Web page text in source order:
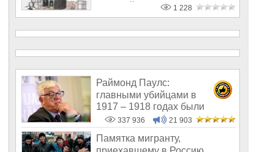
Азербайджана? 1 228
Раймонд Паулс:
главными убийцами в
1917 – 1918 годах были
латыши и евреи, а не русс
337 936 21 903
Памятка мигранту,